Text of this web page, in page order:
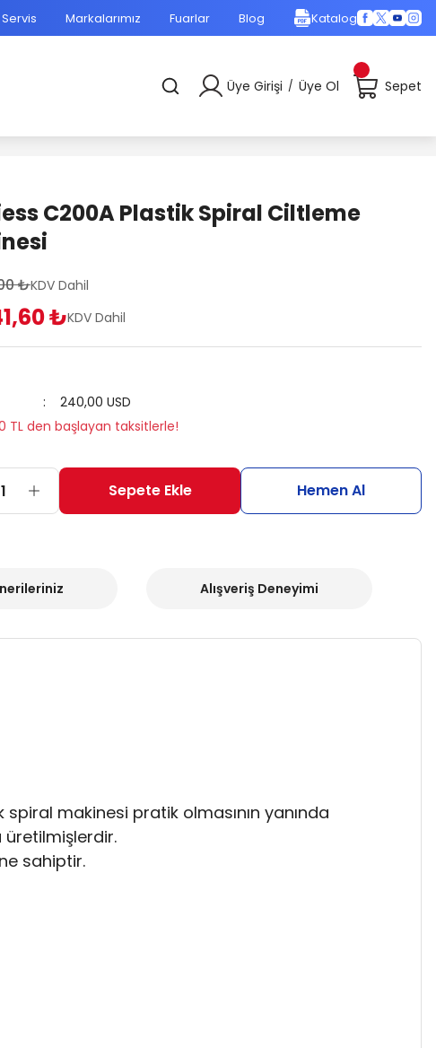
Markalarımız Fuarlar Blog Katalog
Üye Girişi / Üye Ol Sepet
C200A Plastik Spiral Ciltleme
₺KDV Dahil
₺KDV Dahil
240,00 USD
TL den başlayan taksitlerle!
Sepete Ekle Hemen Al
Alışveriş Deneyimi
makinesi pratik olmasının yanında
üretilmişlerdir.
sahiptir.